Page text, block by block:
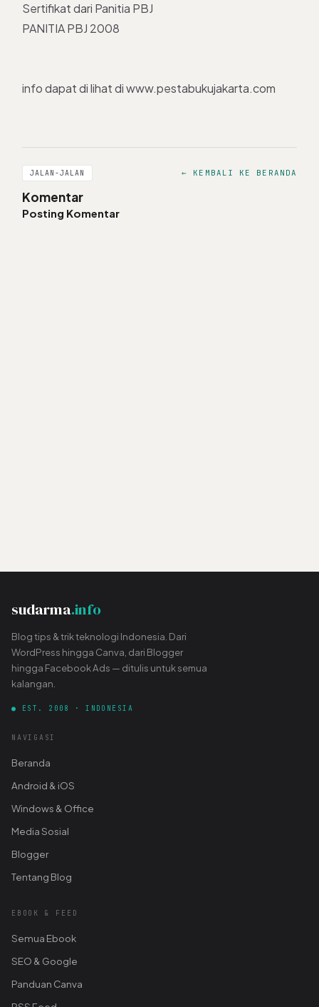
Sertifikat dari Panitia PBJ
PANITIA PBJ 2008
info dapat di lihat di www.pestabukujakarta.com
JALAN-JALAN ← KEMBALI KE BERANDA
Komentar
Posting Komentar
sudarma.info
Blog tips & trik teknologi Indonesia. Dari
WordPress hingga Canva, dari Blogger
hingga Facebook Ads — ditulis untuk semua
kalangan.
● EST. 2008 · INDONESIA
NAVIGASI
Beranda
Android & iOS
Windows & Office
Media Sosial
Blogger
Tentang Blog
EBOOK & FEED
Semua Ebook
SEO & Google
Panduan Canva